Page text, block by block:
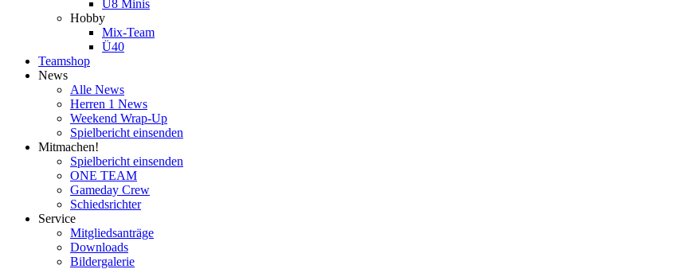
U8 Minis
Hobby
Mix-Team
Ü40
Teamshop
News
Alle News
Herren 1 News
Weekend Wrap-Up
Spielbericht einsenden
Mitmachen!
Spielbericht einsenden
ONE TEAM
Gameday Crew
Schiedsrichter
Service
Mitgliedsanträge
Downloads
Bildergalerie